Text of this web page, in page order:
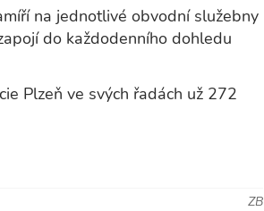
na jednotlivé obvodní služebny
do každodenního dohledu
Plzeň ve svých řadách už 272
ZB